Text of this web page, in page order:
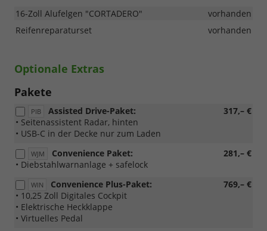
16-Zoll Alufelgen "CORTADERO"
vorhanden
Reifenreparaturset
vorhanden
Optionale Extras
Pakete
PIB 317,– €
Assisted Drive-Paket:
• Seitenassistent Radar, hinten
• USB-C in der Decke nur zum Laden
WJM 281,– €
Convenience Paket:
• Diebstahlwarnanlage + safelock
WIN 769,– €
Convenience Plus-Paket:
• 10,25 Zoll Digitales Cockpit
• Elektrische Heckklappe
• Virtuelles Pedal